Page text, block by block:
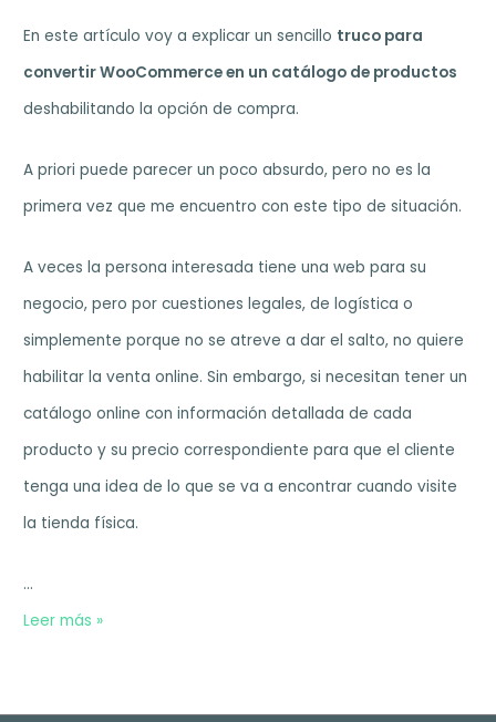
En este artículo voy a explicar un sencillo truco para
convertir WooCommerce en un catálogo de productos
deshabilitando la opción de compra.
A priori puede parecer un poco absurdo, pero no es la
primera vez que me encuentro con este tipo de situación.
A veces la persona interesada tiene una web para su
negocio, pero por cuestiones legales, de logística o
simplemente porque no se atreve a dar el salto, no quiere
habilitar la venta online. Sin embargo, si necesitan tener un
catálogo online con información detallada de cada
producto y su precio correspondiente para que el cliente
tenga una idea de lo que se va a encontrar cuando visite
la tienda física.
…
Truco
Leer más »